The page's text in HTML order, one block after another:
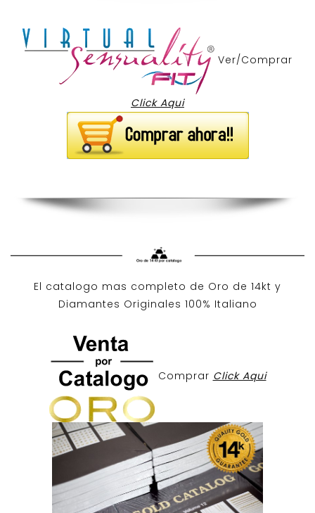
Ver/Comprar
Click Aqui
El catalogo mas completo de Oro de 14kt y
Diamantes Originales 100% Italiano
Comprar Click Aqui